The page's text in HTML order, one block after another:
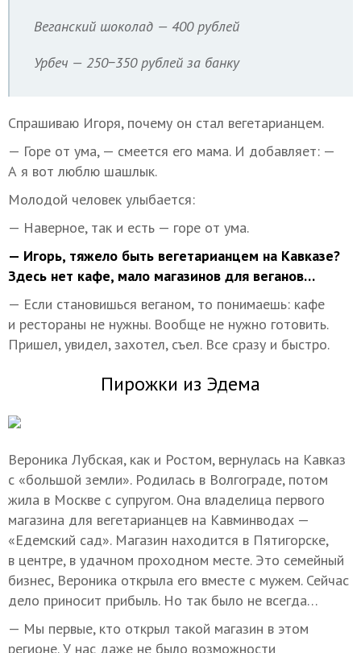
Веганский шоколад — 400 рублей
Урбеч — 250−350 рублей за банку
Спрашиваю Игоря, почему он стал вегетарианцем.
— Горе от ума, — смеется его мама. И добавляет: —
А я вот люблю шашлык.
Молодой человек улыбается:
— Наверное, так и есть — горе от ума.
— Игорь, тяжело быть вегетарианцем на Кавказе?
Здесь нет кафе, мало магазинов для веганов…
— Если становишься веганом, то понимаешь: кафе
и рестораны не нужны. Вообще не нужно готовить.
Пришел, увидел, захотел, съел. Все сразу и быстро.
Пирожки из Эдема
Вероника Лубская, как и Ростом, вернулась на Кавказ
с «большой земли». Родилась в Волгограде, потом
жила в Москве с супругом. Она владелица первого
магазина для вегетарианцев на Кавминводах —
«Едемский сад». Магазин находится в Пятигорске,
в центре, в удачном проходном месте. Это семейный
бизнес, Вероника открыла его вместе с мужем. Сейчас
дело приносит прибыль. Но так было не всегда…
— Мы первые, кто открыл такой магазин в этом
регионе. У нас даже не было возможности